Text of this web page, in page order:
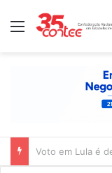
Menu
Nota de